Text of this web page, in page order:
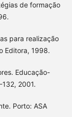
de formação
para realização
Editora, 1998.
Educação-
2001.
Porto: ASA